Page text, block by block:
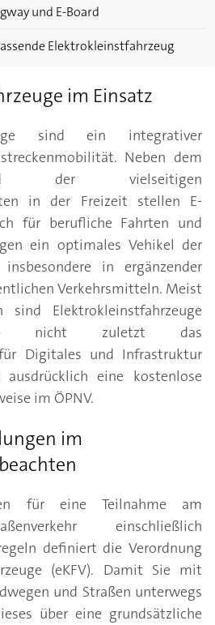
und E-Board
Elektrokleinstfahrzeug
im Einsatz
sind ein integrativer
Neben dem
der vielseitigen
in der Freizeit stellen E-
für berufliche Fahrten und
ein optimales Vehikel der
in ergänzender
Verkehrsmitteln. Meist
Elektrokleinstfahrzeuge
– nicht zuletzt das
Digitales und Infrastruktur
eine kostenlose
im ÖPNV.
im
für eine Teilnahme am
einschließlich
definiert die Verordnung
(eKFV). Damit Sie mit
und Straßen unterwegs
über eine grundsätzliche